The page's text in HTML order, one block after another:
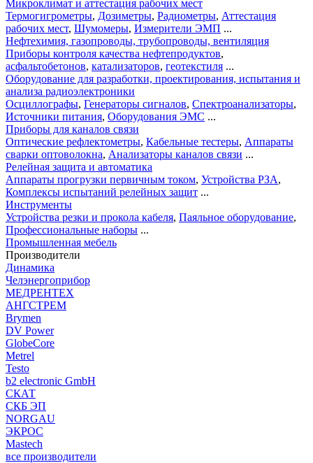
Микроклимат и аттестация рабочих мест
Термогигрометры, Дозиметры, Радиометры, Аттестация
рабочих мест, Шумомеры, Измерители ЭМП ...
Нефтехимия, газопроводы, трубопроводы, вентиляция
Приборы контроля качества нефтепродуктов,
асфальтобетонов, катализаторов, геотекстиля ...
Оборудование для разработки, проектирования, испытания и
анализа радиоэлектроники
Осциллографы, Генераторы сигналов, Спектроанализаторы,
Источники питания, Оборудования ЭМС ...
Приборы для каналов связи
Оптические рефлектометры, Кабельные тестеры, Аппараты
сварки оптоволокна, Анализаторы каналов связи ...
Релейная защита и автоматика
Аппараты прогрузки первичным током, Устройства РЗА,
Комплексы испытаний релейных защит ...
Инструменты
Устройства резки и прокола кабеля, Паяльное оборудование,
Профессиональные наборы ...
Промышленная мебель
Производители
Динамика
Челэнергоприбор
МЕДРЕНТЕХ
АНГСТРЕМ
Brymen
DV Power
GlobeCore
Metrel
Testo
b2 electronic GmbH
СКАТ
СКБ ЭП
NORGAU
ЭКРОС
Mastech
все производители